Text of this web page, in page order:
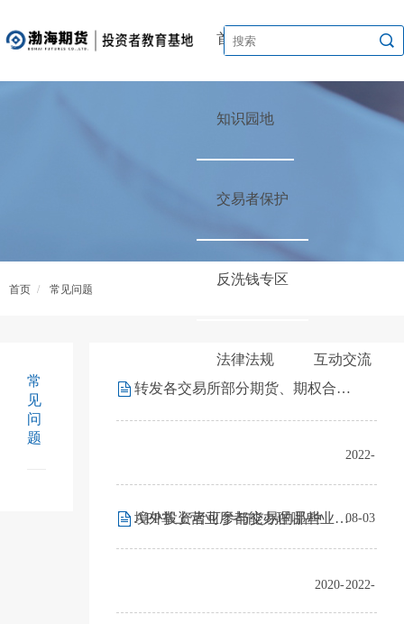
首页
知识园地
交易者保护
反洗钱专区
法律法规 互动交流
首页 / 常见问题
转发各交易所部分期货、期权合约交易收取申报费的通知汇总
2022-
08-03
境外投资者可参与交易的品种
2022-
APP掌上营业厅都能办理哪些业务？如何操作？
2020-
常
见
问
题